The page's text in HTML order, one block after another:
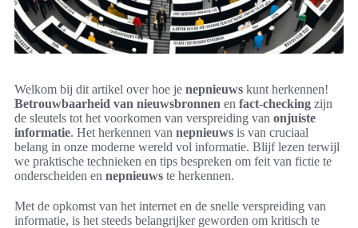
Welkom bij dit artikel over hoe je nepnieuws kunt herkennen!
Betrouwbaarheid van nieuwsbronnen en fact-checking zijn
de sleutels tot het voorkomen van verspreiding van onjuiste
informatie. Het herkennen van nepnieuws is van cruciaal
belang in onze moderne wereld vol informatie. Blijf lezen terwijl
we praktische technieken en tips bespreken om feit van fictie te
onderscheiden en nepnieuws te herkennen.
Met de opkomst van het internet en de snelle verspreiding van
informatie, is het steeds belangrijker geworden om kritisch te